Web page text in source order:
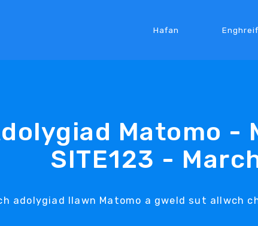
Hafan
Matomo -
SITE123 -
adolygiad llawn Matomo a gweld sut allwch